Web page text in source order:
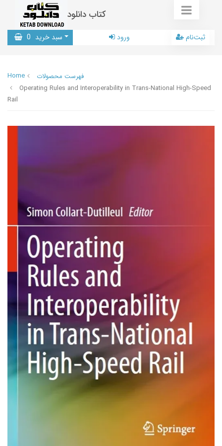
کتاب دانلود
سبد خرید 0 ورود ثبت‌نام
Home
فهرست محصولات
Operating Rules and Interoperability in Trans-National High-Speed
Rail